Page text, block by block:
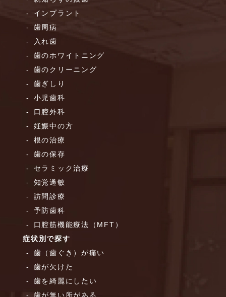
インプラント
歯周病
入れ歯
歯のホワイトニング
歯のクリーニング
歯ぎしり
小児歯科
口腔外科
妊娠中の方
根の治療
歯の保存
セラミック治療
知覚過敏
訪問診療
予防歯科
口腔筋機能療法（MFT）
症状別で探す
歯（歯ぐき）が痛い
歯が欠けた
歯を綺麗にしたい
歯が無い所がある